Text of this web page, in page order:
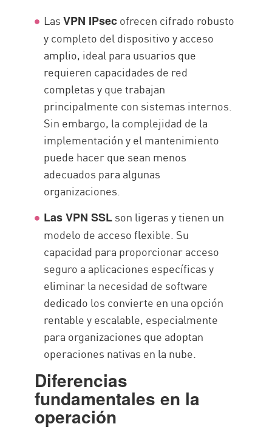
LasVPN IPsecofrecen cifrado robusto
y completo del dispositivo y acceso
amplio, ideal para usuarios que
requieren capacidades de red
completas y que trabajan
principalmente con sistemas internos.
Sin embargo, la complejidad de la
implementación y el mantenimiento
puede hacer que sean menos
adecuados para algunas
organizaciones.
Las VPN SSLson ligeras y tienen un
modelo de acceso flexible. Su
capacidad para proporcionar acceso
seguro a aplicaciones específicas y
eliminar la necesidad de software
dedicado los convierte en una opción
rentable y escalable, especialmente
para organizaciones que adoptan
operaciones nativas en la nube.
Diferencias
fundamentales en la
operación